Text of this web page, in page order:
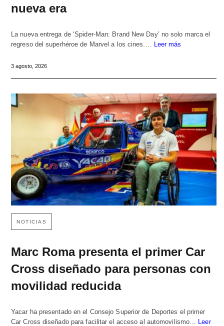
nueva era
La nueva entrega de ‘Spider-Man: Brand New Day’ no solo marca el
regreso del superhéroe de Marvel a los cines.… Leer más
3 agosto, 2026
NOTICIAS
Marc Roma presenta el primer Car
Cross diseñado para personas con
movilidad reducida
Yacar ha presentado en el Consejo Superior de Deportes el primer
Car Cross diseñado para facilitar el acceso al automovilismo… Leer